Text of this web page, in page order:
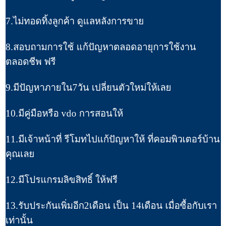
7.ไม่ทอดทิ้งลูกค้า ดูแลหลังการขาย
8.สอบถามการใช้ แก้ปัญหาตลอดอายุการใช้งาน
ตลอดชีพ ฟรี
9.มีปัญหาภายใน7วัน เปลี่ยนตัวใหม่ให้เลย
10.มีคู่มือหรือ vdo การสอนให้
11.มีเจ้าหน้าที่ รีโมทไปแก้ปัญหาให้ ที่คอมพิวเตอร์บ้าน
คุณเลย
12.มีโปรแกรมลิขสิทธิ์ ให้ฟรี
13.รับประกันเพิ่มอีก2เดือน เป็น 14เดือน เมื่อซื้อกับเรา
เท่านั้น